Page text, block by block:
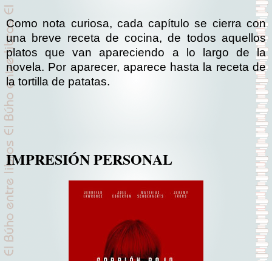
Como nota curiosa, cada capítulo se cierra con
una breve receta de cocina, de todos aquellos
platos que van apareciendo a lo largo de la
novela. Por aparecer, aparece hasta la receta de
la tortilla de patatas.
IMPRESIÓN PERSONAL